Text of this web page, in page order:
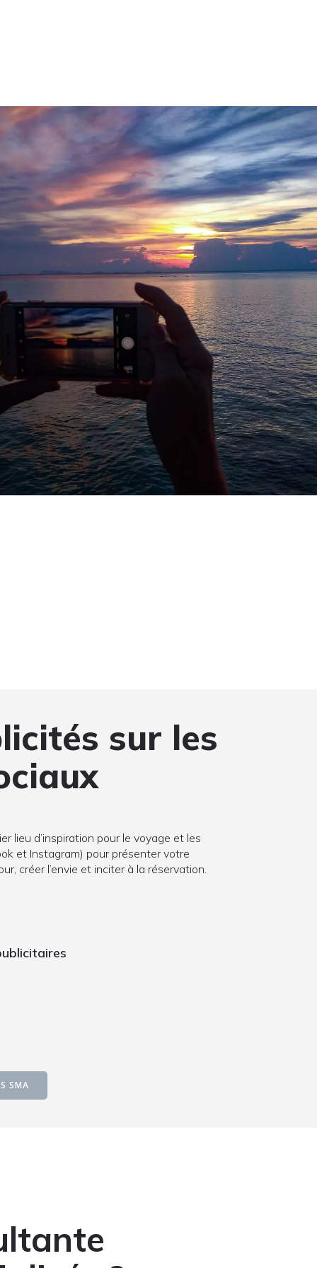
sur les
lieu d’inspiration pour le voyage et les
et Instagram) pour présenter votre
créer l’envie et inciter à la réservation.
SMA